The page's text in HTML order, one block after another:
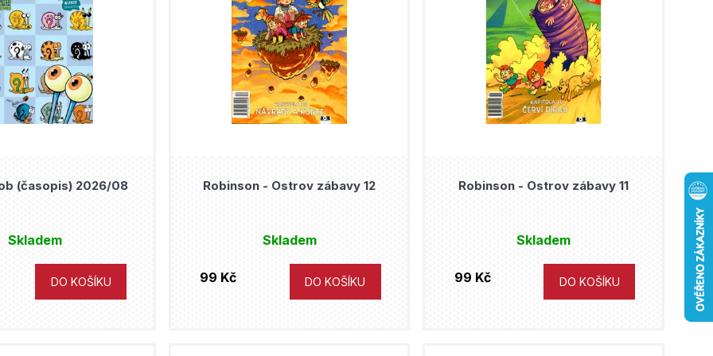
(časopis) 2026/08
Skladem
DO KOŠÍKU
Robinson - Ostrov zábavy 12
Skladem
99 Kč DO KOŠÍKU
Robinson - Ostrov zábavy 11
Skladem
99 Kč DO KOŠÍKU